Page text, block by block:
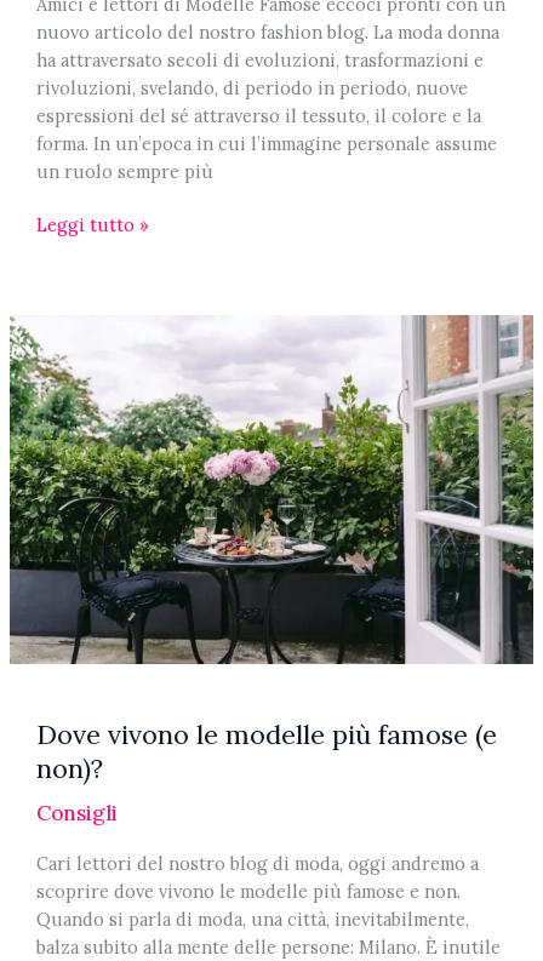
nuovo articolo del nostro fashion blog. La moda donna
ha attraversato secoli di evoluzioni, trasformazioni e
rivoluzioni, svelando, di periodo in periodo, nuove
espressioni del sé attraverso il tessuto, il colore e la
forma. In un’epoca in cui l’immagine personale assume
un ruolo sempre più
Arricchire
oggetti
per
un
look
da
sogno
Leggi tutto »
Dove vivono le modelle più famose (e
non)?
Consigli
Cari lettori del nostro blog di moda, oggi andremo a
scoprire dove vivono le modelle più famose e non.
Quando si parla di moda, una città, inevitabilmente,
balza subito alla mente delle persone: Milano. È inutile